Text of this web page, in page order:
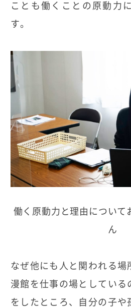
ことも働くことの原動力
す。
働く原動力と理由について
ん
なぜ他にも人と関われる場
漫館を仕事の場としている
をしたところ、自分の子や